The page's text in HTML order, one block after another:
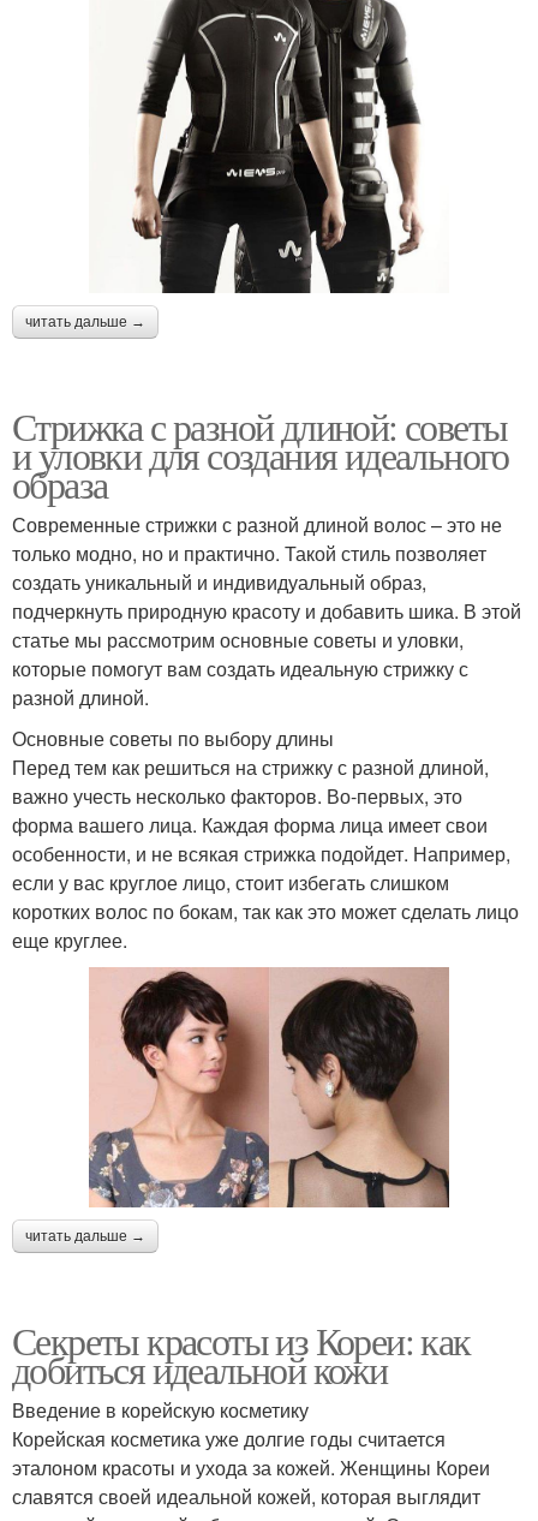
читать дальше →
Стрижка с разной длиной: советы
и уловки для создания идеального
образа
Современные стрижки с разной длиной волос – это не
только модно, но и практично. Такой стиль позволяет
создать уникальный и индивидуальный образ,
подчеркнуть природную красоту и добавить шика. В этой
статье мы рассмотрим основные советы и уловки,
которые помогут вам создать идеальную стрижку с
разной длиной.
Основные советы по выбору длины
Перед тем как решиться на стрижку с разной длиной,
важно учесть несколько факторов. Во-первых, это
форма вашего лица. Каждая форма лица имеет свои
особенности, и не всякая стрижка подойдет. Например,
если у вас круглое лицо, стоит избегать слишком
коротких волос по бокам, так как это может сделать лицо
еще круглее.
читать дальше →
Секреты красоты из Кореи: как
добиться идеальной кожи
Введение в корейскую косметику
Корейская косметика уже долгие годы считается
эталоном красоты и ухода за кожей. Женщины Кореи
славятся своей идеальной кожей, которая выглядит